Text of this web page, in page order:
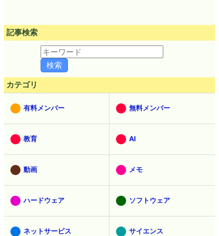
記事検索
カテゴリ
有料メンバー 無料メンバー
教育 AI
動画 メモ
ハードウェア ソフトウェア
ネットサービス サイエンス